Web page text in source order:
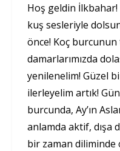
Hoş geldin
kuş sesleriyle
önce! Koç
damarlarımızda
yenilenelim! Güzel
ilerleyelim artık!
burcunda, Ay’ın
anlamda aktif, dışa
bir zaman diliminde